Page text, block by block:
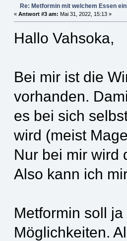
Re: Metformin mit welchem Essen
« Antwort #3 am: Mai 31, 2022, 15:13 »
Hallo Vahsoka,
Bei mir ist die
vorhanden.
es bei sich
wird (meist
Nur bei mir wird
Also kann ich
Metformin soll
Möglichkeiten.